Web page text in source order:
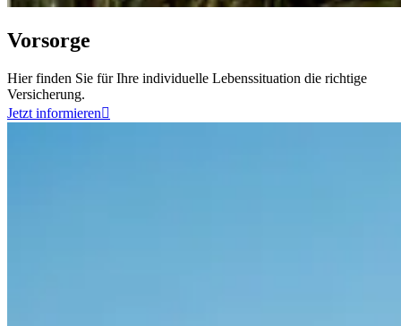
Vorsorge
Hier finden Sie für Ihre individuelle Lebenssituation die richtige
Versicherung.
Jetzt informieren